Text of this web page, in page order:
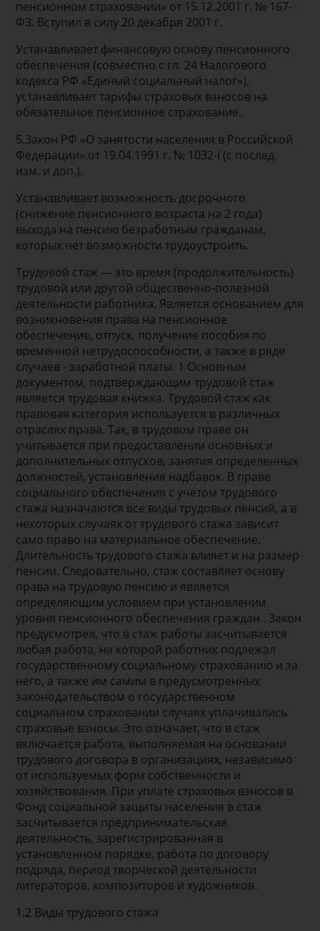
пенсионном страховании» от 15.12.2001 г. № 167-
ФЗ. Вступил в силу 20 декабря 2001 г.
Устанавливает финансовую основу пенсионного
обеспечения (совместно с гл. 24 Налогового
кодекса РФ «Единый социальный налог»),
устанавливает тарифы страховых взносов на
обязательное пенсионное страхование.
5.Закон РФ «О занятости населения в Российской
Федерации» от 19.04.1991 г. № 1032-I (с послед.
изм. и доп.).
Устанавливает возможность досрочного
(снижение пенсионного возраста на 2 года)
выхода на пенсию безработным гражданам,
которых нет возможности трудоустроить.
Трудовой стаж — это время (продолжительность)
трудовой или другой общественно-полезной
деятельности работника. Является основанием для
возникновения права на пенсионное
обеспечение, отпуск, получение пособия по
временной нетрудоспособности, а также в ряде
случаев - заработной платы. 1 Основным
документом, подтверждающим трудовой стаж
является трудовая книжка. Трудовой стаж как
правовая категория используется в различных
отраслях права. Так, в трудовом праве он
учитывается при предоставлении основных и
дополнительных отпусков, занятия определенных
должностей, установления надбавок. В праве
социального обеспечения с учетом трудового
стажа назначаются все виды трудовых пенсий, а в
некоторых случаях от трудового стажа зависит
само право на материальное обеспечение.
Длительность трудового стажа влияет и на размер
пенсии. Следовательно, стаж составляет основу
права на трудовую пенсию и является
определяющим условием при установлении
уровня пенсионного обеспечения граждан . Закон
предусмотрел, что в стаж работы засчитывается
любая работа, на которой работник подлежал
государственному социальному страхованию и за
него, а также им самим в предусмотренных
законодательством о государственном
социальном страховании случаях уплачивались
страховые взносы. Это означает, что в стаж
включается работа, выполняемая на основании
трудового договора в организациях, независимо
от используемых форм собственности и
хозяйствования. При уплате страховых взносов в
Фонд социальной защиты населения в стаж
засчитывается предпринимательская
деятельность, зарегистрированная в
установленном порядке, работа по договору
подряда, период творческой деятельности
литераторов, композиторов и художников.
1.2 Виды трудового стажа